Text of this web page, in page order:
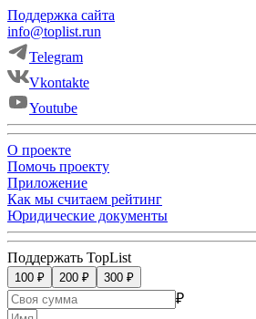
Поддержка сайта
info@toplist.run
Telegram
Vkontakte
Youtube
О проекте
Помочь проекту
Приложение
Как мы считаем рейтинг
Юридические документы
Поддержать TopList
100 ₽ 200 ₽ 300 ₽
₽